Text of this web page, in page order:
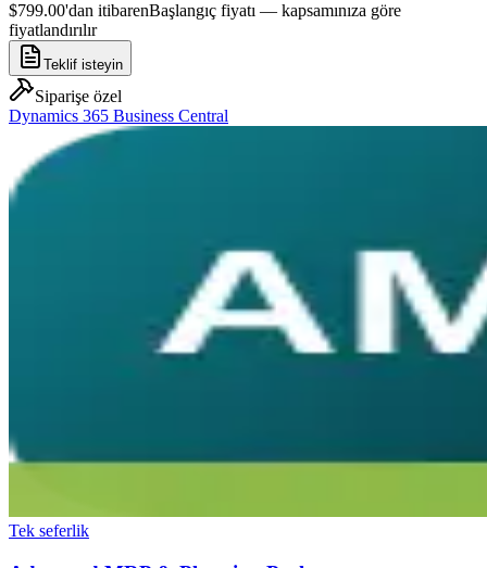
$799.00'dan itibarenBaşlangıç fiyatı — kapsamınıza göre
fiyatlandırılır
Teklif isteyin
Siparişe özel
Dynamics 365 Business Central
Tek seferlik